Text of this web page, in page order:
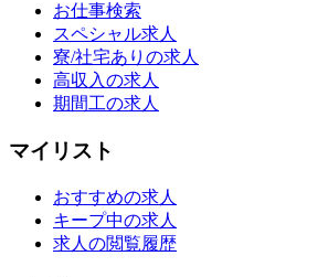
お仕事検索
スペシャル求人
寮/社宅ありの求人
高収入の求人
期間工の求人
マイリスト
おすすめの求人
キープ中の求人
求人の閲覧履歴